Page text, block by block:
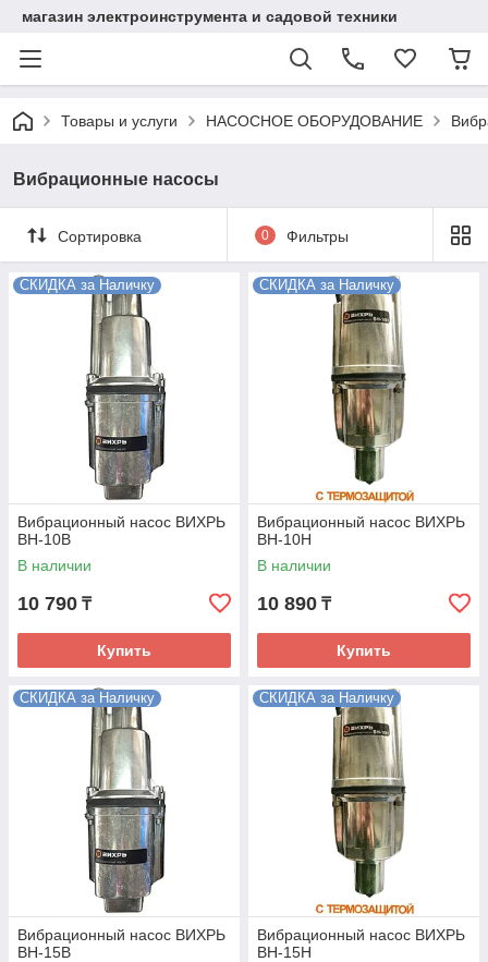
магазин электроинструмента и садовой техники
Товары и услуги НАСОСНОЕ ОБОРУДОВАНИЕ
Вибрационные насосы
Сортировка 0 Фильтры
СКИДКА за Наличку
Вибрационный насос ВИХРЬ
ВН-10В
В наличии
10 790 ₸
Купить
СКИДКА за Наличку
Вибрационный насос ВИХРЬ
ВН-10Н
В наличии
10 890 ₸
Купить
СКИДКА за Наличку
Вибрационный насос ВИХРЬ
ВН-15В
СКИДКА за Наличку
Вибрационный насос ВИХРЬ
ВН-15Н